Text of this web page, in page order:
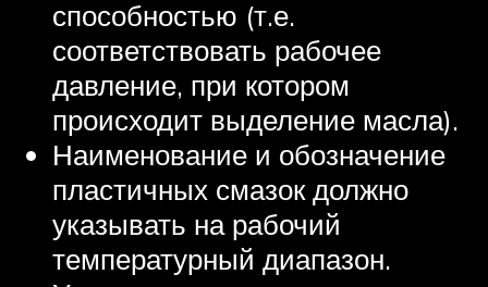
способностью (т.е.
соответствовать рабочее
давление, при котором
происходит выделение масла).
Наименование и обозначение
пластичных смазок должно
указывать на рабочий
температурный диапазон.